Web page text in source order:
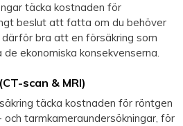
täcka kostnaden för
beslut att fatta om du behöver
bra att en försäkring som
ekonomiska konsekvenserna.
scan & MRI)
täcka kostnaden för röntgen
tarmkameraundersökningar, för